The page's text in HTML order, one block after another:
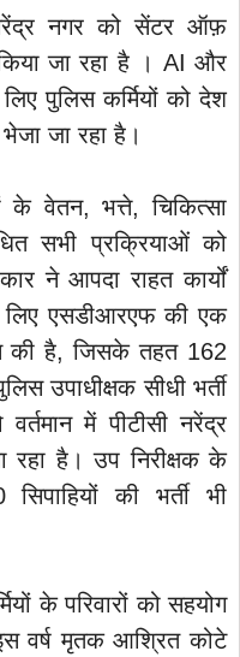
नगर को सेंटर ऑफ़
जा रहा है । AI और
पुलिस कर्मियों को देश
जा रहा है।
के वेतन, भत्ते, चिकित्सा
सभी प्रक्रियाओं को
ने आपदा राहत कार्यों
एसडीआरएफ की एक
की है, जिसके तहत 162
उपाधीक्षक सीधी भर्ती
में पीटीसी नरेंद्र
रहा है। उप निरीक्षक के
की भर्ती भी
के परिवारों को सहयोग
वर्ष मृतक आश्रित कोटे